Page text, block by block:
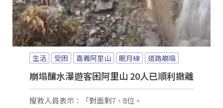
生活 受困 嘉義阿里山 眠月線 道路崩塌
崩塌釀水瀑遊客困阿里山 20人已順利撤離
搜救人員表示：「對面剩7、8位。